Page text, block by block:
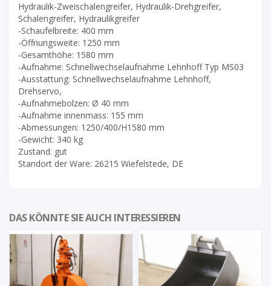
Hydraulik-Zweischalengreifer, Hydraulik-Drehgreifer,
Schalengreifer, Hydraulikgreifer
-Schaufelbreite: 400 mm
-Öffnungsweite: 1250 mm
-Gesamthöhe: 1580 mm
-Aufnahme: Schnellwechselaufnahme Lehnhoff Typ MS03
-Ausstattung: Schnellwechselaufnahme Lehnhoff,
Drehservo,
-Aufnahmebolzen: Ø 40 mm
-Aufnahme innenmass: 155 mm
-Abmessungen: 1250/400/H1580 mm
-Gewicht: 340 kg
Zustand: gut
Standort der Ware: 26215 Wiefelstede, DE
DAS KÖNNTE SIE AUCH INTERESSIEREN